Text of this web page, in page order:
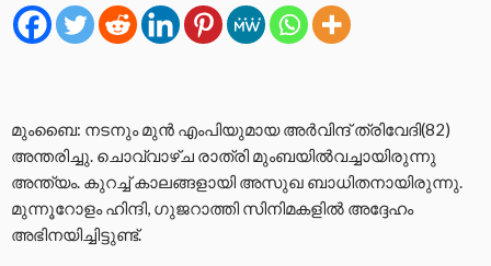
മുംബൈ: നടനും മുന്‍ എംപിയുമായ അര്‍വിന്ദ് ത്രിവേദി(82)
അന്തരിച്ചു. ചൊവ്വാഴ്ച രാത്രി മുംബയില്‍വച്ചായിരുന്നു
അന്ത്യം. കുറച്ച്‌ കാലങ്ങളായി അസുഖ ബാധിതനായിരുന്നു.
മുന്നൂറോളം ഹിന്ദി, ഗുജറാത്തി സിനിമകളില്‍ അദ്ദേഹം
അഭിനയിച്ചിട്ടുണ്ട്.